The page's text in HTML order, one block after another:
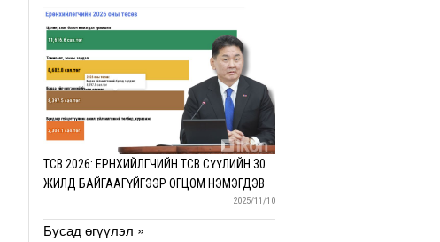
ТӨСӨВ 2026: ЕРӨНХИЙЛӨГЧИЙН ТӨСӨВ СҮҮЛИЙН 30
ЖИЛД БАЙГААГҮЙГЭЭР ОГЦОМ НЭМЭГДЭВ
2025/11/10
Бусад өгүүлэл »